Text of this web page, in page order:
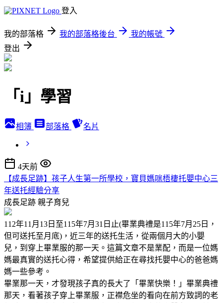
登入
我的部落格 我的部落格後台
我的帳號
登出
「i」學習
相簿 部落格 名片
4天前
【成長足跡】孩子人生第一所學校，寶貝媽咪梧棲托嬰中心三
年送托經驗分享
成長足跡 親子育兒
112年11月13日至115年7月31日止(畢業典禮是115年7月25日，
但可送托至月底)，近三年的送托生活，從兩個月大的小嬰
兒，到穿上畢業服的那一天。這篇文章不是業配，而是一位媽
媽最真實的送托心得，希望提供給正在尋找托嬰中心的爸爸媽
媽一些參考。
畢業那一天，才發現孩子真的長大了「畢業快樂！」畢業典禮
那天，看著孩子穿上畢業服，正襟危坐的看向在前方致詞的老